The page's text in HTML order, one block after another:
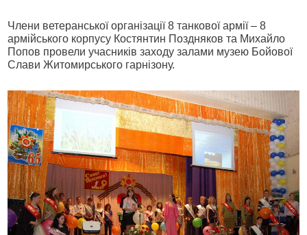
Члени ветеранської організації 8 танкової армії – 8
армійського корпусу Костянтин Поздняков та Михайло
Попов провели учасників заходу залами музею Бойової
Слави Житомирського гарнізону.